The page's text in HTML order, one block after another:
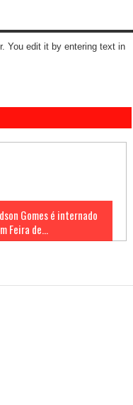
You edit it by entering text in
Gomes é internado
Feira de...